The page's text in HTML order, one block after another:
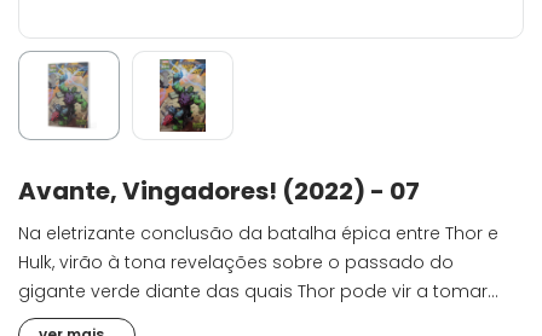
Avante, Vingadores! (2022) - 07
Na eletrizante conclusão da batalha épica entre Thor e
Hulk, virão à tona revelações sobre o passado do
gigante verde diante das quais Thor pode vir a tomar
decisões com consequências inimagináveis para o